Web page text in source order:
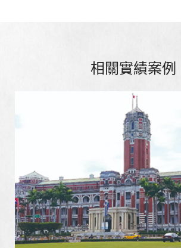
相關實績案例